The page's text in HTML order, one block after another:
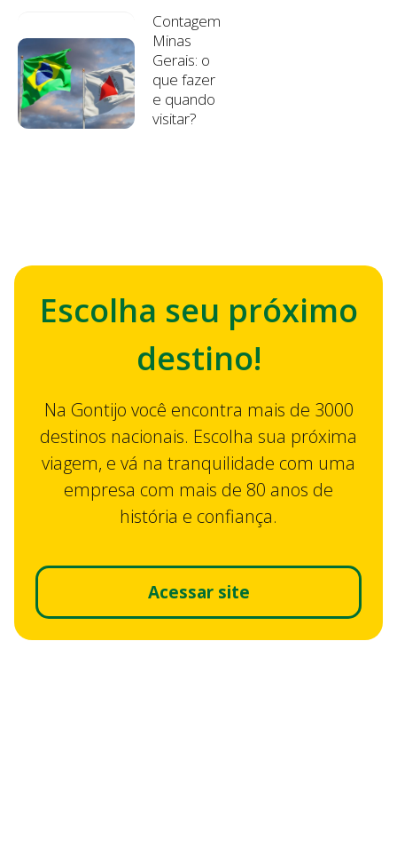
Contagem
Minas
Gerais: o
que fazer
e quando
visitar?
Escolha seu próximo
destino!
Na Gontijo você encontra mais de 3000
destinos nacionais. Escolha sua próxima
viagem, e vá na tranquilidade com uma
empresa com mais de 80 anos de
história e confiança.
Acessar site